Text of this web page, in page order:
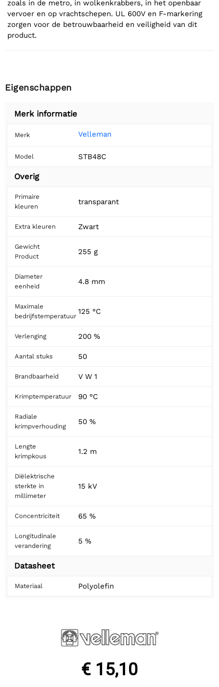
zoals in de metro, in wolkenkrabbers, in het openbaar
vervoer en op vrachtschepen. UL 600V en F-markering
zorgen voor de betrouwbaarheid en veiligheid van dit
product.
Eigenschappen
Merk informatie
Merk Velleman
Model STB48C
Overig
Primaire
kleuren
transparant
Extra kleuren Zwart
Gewicht
Product
255 g
Diameter
eenheid
4.8 mm
Maximale
bedrijfstemperatuur
125 °C
Verlenging 200 %
Aantal stuks 50
Brandbaarheid V W 1
Krimptemperatuur 90 °C
Radiale
krimpverhouding
50 %
Lengte
krimpkous
1.2 m
Diëlektrische
sterkte in
millimeter
15 kV
Concentriciteit 65 %
Longitudinale
verandering
5 %
Datasheet
Materiaal Polyolefin
€ 15,10